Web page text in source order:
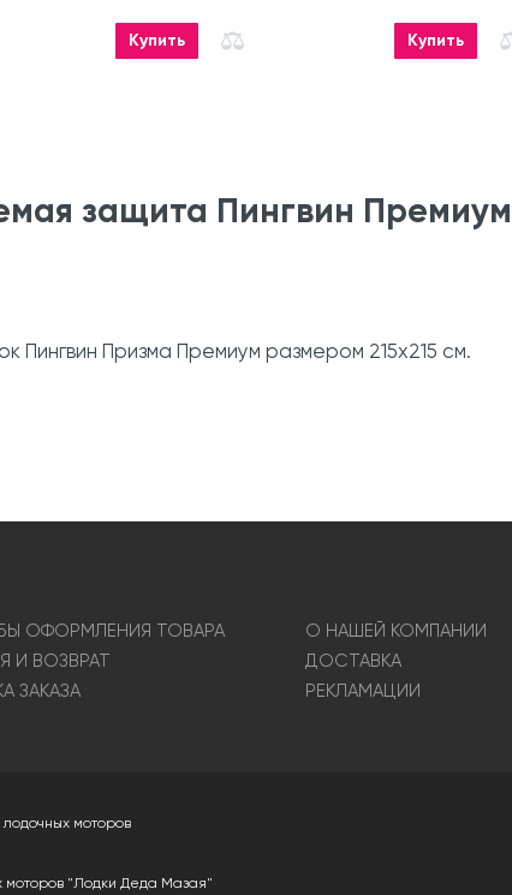
Купить Купить
защита Пингвин
Пингвин Призма Премиум размером 215х215 см.
ОФОРМЛЕНИЯ ТОВАРА
О НАШЕЙ КОМПАНИИ
И ВОЗВРАТ
ДОСТАВКА
ЗАКАЗА
РЕКЛАМАЦИИ
моторов
моторов "Лодки Деда Мазая"